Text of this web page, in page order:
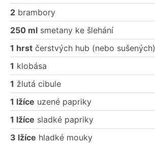
2 brambory
250 ml smetany ke šlehání
1 hrst čerstvých hub (nebo sušených)
1 klobása
1 žlutá cibule
1 lžíce uzené papriky
1 lžíce sladké papriky
3 lžíce hladké mouky